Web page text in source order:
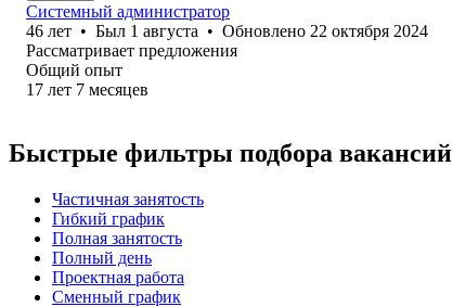
Системный администратор
46 лет • Был 1 августа • Обновлено 22 октября 2024
Рассматривает предложения
Общий опыт
17 лет 7 месяцев
Быстрые фильтры подбора вакансий
Частичная занятость
Гибкий график
Полная занятость
Полный день
Проектная работа
Сменный график